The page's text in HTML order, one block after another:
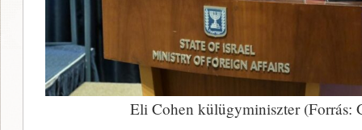
Eli Cohen külügyminiszter (Forrás: